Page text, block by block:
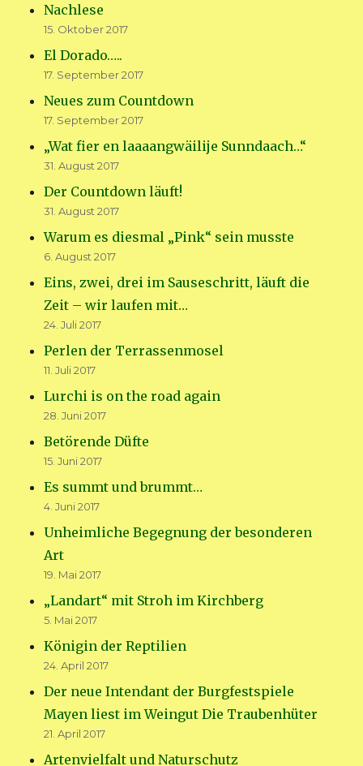
Nachlese
15. Oktober 2017
El Dorado…..
17. September 2017
Neues zum Countdown
17. September 2017
„Wat fier en laaaangwäilije Sunndaach…“
31. August 2017
Der Countdown läuft!
31. August 2017
Warum es diesmal „Pink“ sein musste
6. August 2017
Eins, zwei, drei im Sauseschritt, läuft die
Zeit – wir laufen mit…
24. Juli 2017
Perlen der Terrassenmosel
11. Juli 2017
Lurchi is on the road again
28. Juni 2017
Betörende Düfte
15. Juni 2017
Es summt und brummt…
4. Juni 2017
Unheimliche Begegnung der besonderen
Art
19. Mai 2017
„Landart“ mit Stroh im Kirchberg
5. Mai 2017
Königin der Reptilien
24. April 2017
Der neue Intendant der Burgfestspiele
Mayen liest im Weingut Die Traubenhüter
21. April 2017
Artenvielfalt und Naturschutz